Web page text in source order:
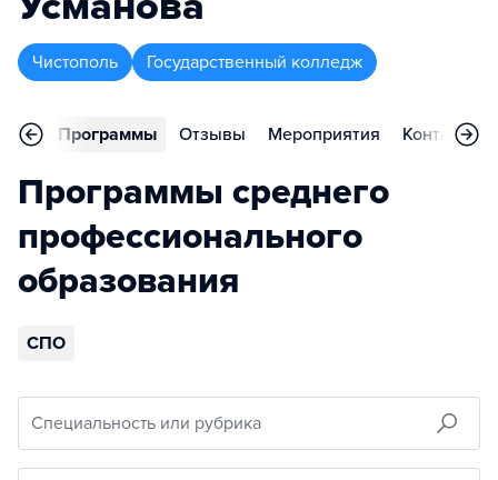
Чистополь Государственный колледж
Программы Отзывы Мероприятия Контакты
Программы среднего
профессионального
образования
СПО
Специальность или рубрика